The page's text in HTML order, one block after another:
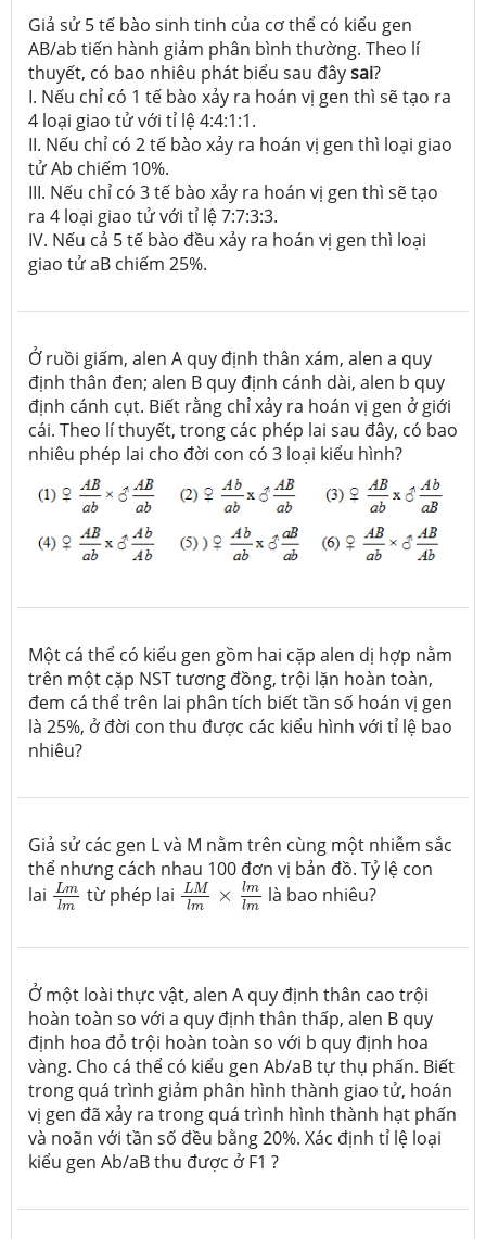
Giả sử 5 tế bào sinh tinh của cơ thể có kiểu gen
AB/ab tiến hành giảm phân bình thường. Theo lí
thuyết, có bao nhiêu phát biểu sau đâysai?
I. Nếu chỉ có 1 tế bào xảy ra hoán vị gen thì sẽ tạo ra
4 loại giao tử với tỉ lệ 4:4:1:1.
II. Nếu chỉ có 2 tế bào xảy ra hoán vị gen thì loại giao
tử Ab chiếm 10%.
III. Nếu chỉ có 3 tế bào xảy ra hoán vị gen thì sẽ tạo
ra 4 loại giao tử với tỉ lệ 7:7:3:3.
IV. Nếu cả 5 tế bào đều xảy ra hoán vị gen thì loại
giao tử aB chiếm 25%.
Ở ruồi giấm, alen A quy định thân xám, alen a quy
định thân đen; alen B quy định cánh dài, alen b quy
định cánh cụt. Biết rằng chỉ xảy ra hoán vị gen ở giới
cái. Theo lí thuyết, trong các phép lai sau đây, có bao
nhiêu phép lai cho đời con có 3 loại kiểu hình?
Một cá thể có kiểu gen gồm hai cặp alen dị hợp nằm
trên một cặp NST tương đồng, trội lặn hoàn toàn,
đem cá thể trên lai phân tích biết tần số hoán vị gen
là 25%, ở đời con thu được các kiểu hình với tỉ lệ bao
nhiêu?
Giả sử các gen L và M nằm trên cùng một nhiễm sắc
thể nhưng cách nhau 100 đơn vị bản đồ. Tỷ lệ con
lai
Lm
lm
Lmlm
từ phép lai LM
lm × lm
lm
LMlm×lmlm
là bao nhiêu?
Ở một loài thực vật, alen A quy định thân cao trội
hoàn toàn so với a quy định thân thấp, alen B quy
định hoa đỏ trội hoàn toàn so với b quy định hoa
vàng. Cho cá thể có kiểu gen Ab/aB tự thụ phấn. Biết
trong quá trình giảm phân hình thành giao tử, hoán
vị gen đã xảy ra trong quá trình hình thành hạt phấn
và noãn với tần số đều bằng 20%. Xác định tỉ lệ loại
kiểu gen Ab/aB thu được ở F1 ?